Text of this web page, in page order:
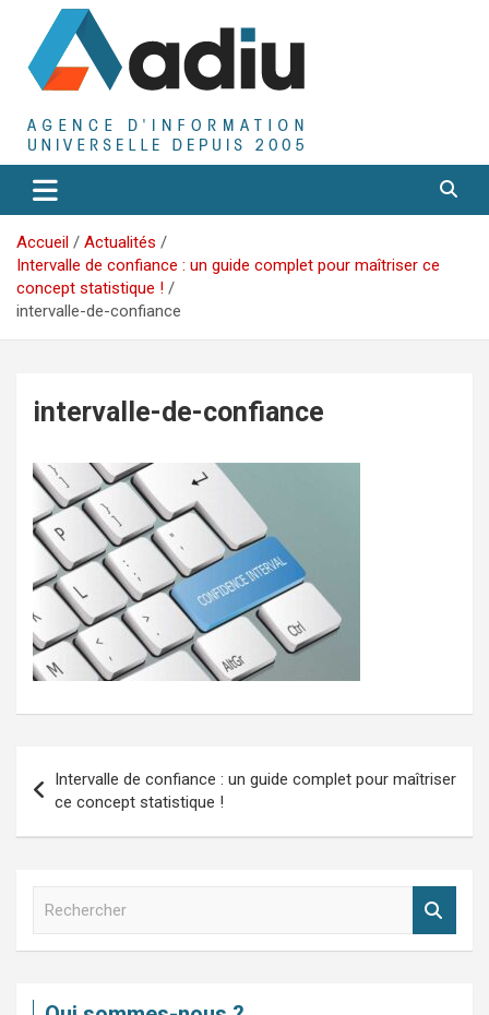
contenu
Adiu
Agence D'Informations Universelle
Accueil
Actualités
Intervalle de confiance : un guide complet pour maîtriser ce
concept statistique !
intervalle-de-confiance
intervalle-de-confiance
de
l’article
Intervalle de confiance : un guide complet pour maîtriser
ce concept statistique !